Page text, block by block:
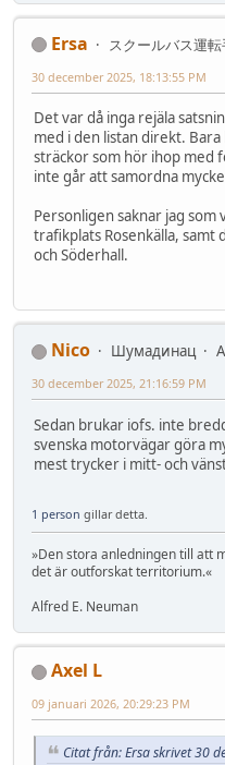
Ersa スクールバス運
30 december 2025, 18:13:55 PM
Det var då inga rejäla
med i den listan direkt.
sträckor som hör ihop med
inte går att samordna
Personligen saknar jag
trafikplats Rosenkälla, samt
och Söderhall.
Nico Шумадинац
30 december 2025, 21:16:59 PM
Sedan brukar iofs. inte
svenska motorvägar göra
mest trycker i mitt- och
1 person gillar detta.
»Den stora anledningen till att
det är outforskat territorium.«
Alfred E. Neuman
Axel L
09 januari 2026, 20:29:23 PM
Citat från: Ersa skrivet 30